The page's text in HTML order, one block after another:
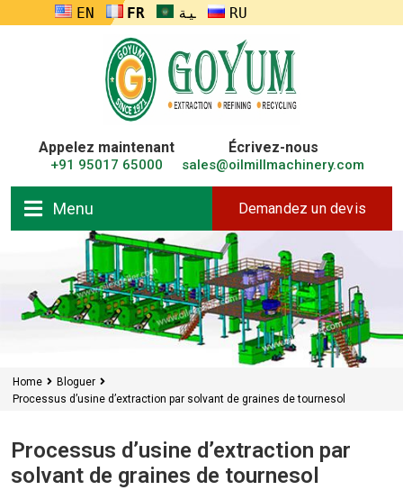
ENGLISHFRANÇAISالعربيةRUSSIA
Appelez maintenant
+91 95017 65000
Écrivez-nous
sales@oilmillmachinery.com
Menu Demandez un devis
Home
Bloguer
Processus d’usine d’extraction par solvant de graines de tournesol
Processus d’usine d’extraction par
solvant de graines de tournesol